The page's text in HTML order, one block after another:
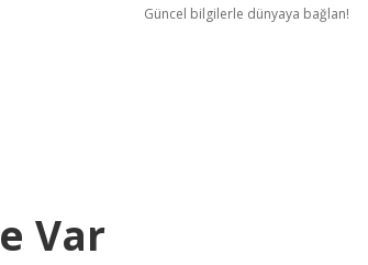
Güncel bilgilerle dünyaya bağlan!
Var